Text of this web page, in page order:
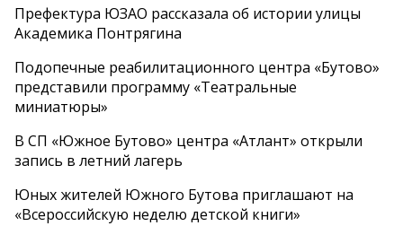
Префектура ЮЗАО рассказала об истории улицы
Академика Понтрягина
Подопечные реабилитационного центра «Бутово»
представили программу «Театральные
миниатюры»
В СП «Южное Бутово» центра «Атлант» открыли
запись в летний лагерь
Юных жителей Южного Бутова приглашают на
«Всероссийскую неделю детской книги»